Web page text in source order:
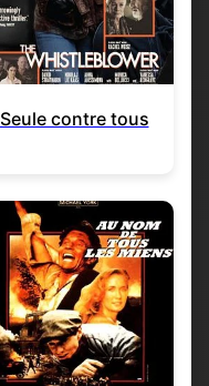
Seule contre tous